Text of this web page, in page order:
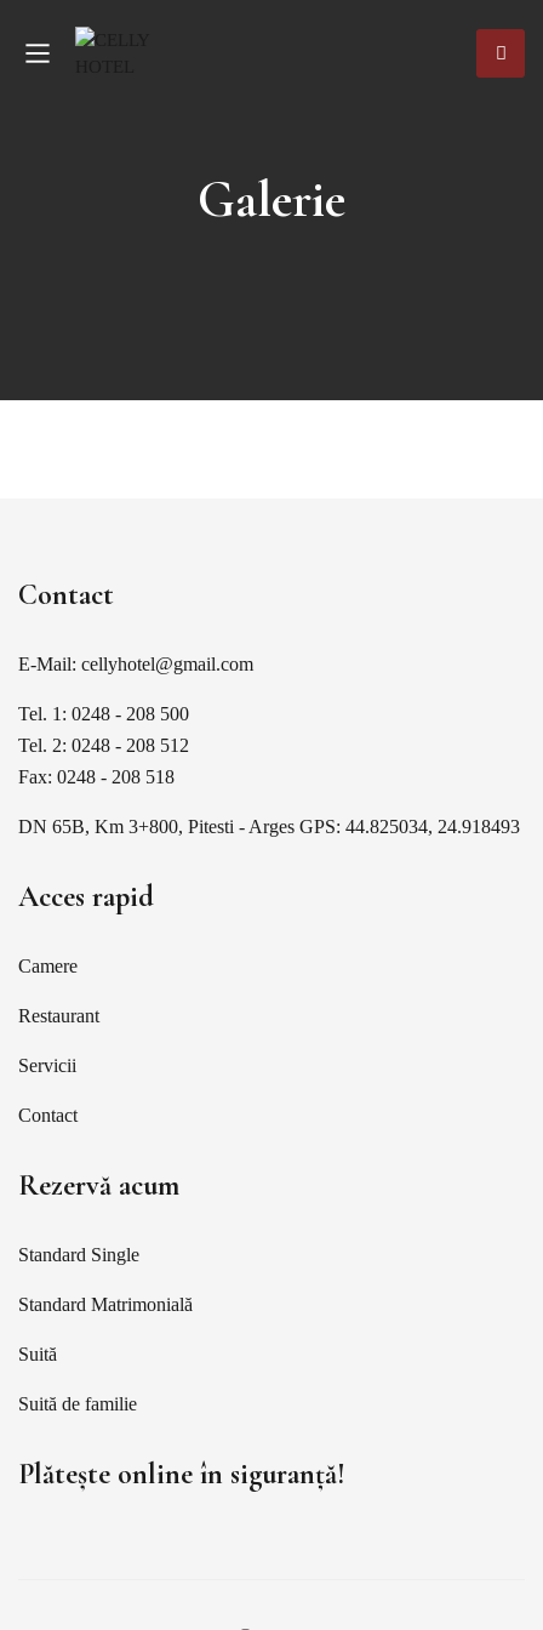
Galerie
Contact
E-Mail: cellyhotel@gmail.com
Tel. 1: 0248 - 208 500
Tel. 2: 0248 - 208 512
Fax: 0248 - 208 518
DN 65B, Km 3+800, Pitesti - Arges GPS: 44.825034, 24.918493
Acces rapid
Camere
Restaurant
Servicii
Contact
Rezervă acum
Standard Single
Standard Matrimonială
Suită
Suită de familie
Plătește online în siguranță!